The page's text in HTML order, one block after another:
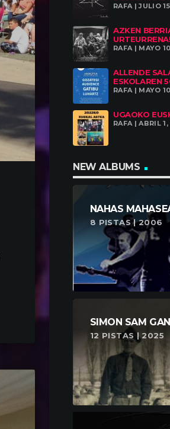
RAFA | JULIO
AZKEN
URTEURRENA!
RAFA | MAYO
ALLENDE
ESKOLAREN
RAFA | MAYO
UGAOKO
RAFA | ABRIL
NEW ALBUMS
NAHAS
8 PISTAS | 2006
SIMON SAM
12 PISTAS | 2025